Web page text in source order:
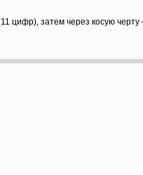
цифр), затем через косую